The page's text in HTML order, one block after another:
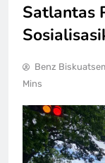
Satlantas
Benz
Mins